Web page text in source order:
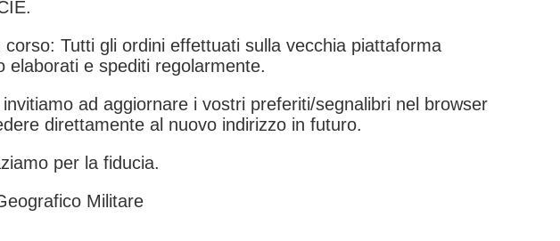
corso: Tutti gli ordini effettuati sulla vecchia piattaforma
elaborati e spediti regolarmente.
ad aggiornare i vostri preferiti/segnalibri nel browser
direttamente al nuovo indirizzo in futuro.
per la fiducia.
Militare